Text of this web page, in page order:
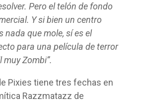
Pero el telón de fondo
Y si bien un centro
nada que mole, sí es el
para una película de terror
muy Zombi”.
Pixies tiene tres fechas en
Razzmatazz de